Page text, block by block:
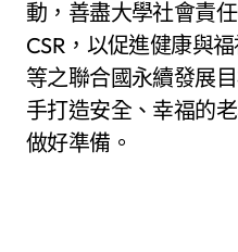
動，善盡大學社會責
CSR，以促進健康與
等之聯合國永續發展
手打造安全、幸福的
做好準備。